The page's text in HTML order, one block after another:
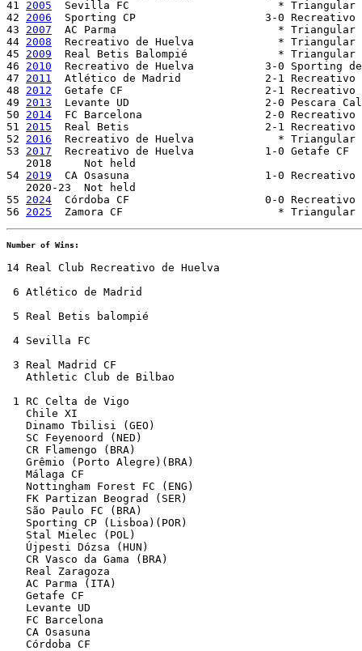
41 2005
  Sevilla FC                	  * Triangular trophy
42 2006
  Sporting CP       		3-0 Recreativo de Huelva
43 2007
  AC Parma            	 	  * Triangular trophy
44 2008
  Recreativo de Huelva		  * Triangular trophy
45 2009
  Real Betis Balompié  		  * Triangular trophy
46 2010
  Recreativo de Huelva		3-0 Sporting de Gijón
47 2011
Atlético de Madrid             2-1 Recreativo
48 2012
  Getafe CF			2-1 Recreativo de Huelva
49 2013
  Levante UD			2-0 Pescara Calcio
50 2014
  FC Barcelona			2-0 Recreativo de Huelva
51 2015
  Real Betis			2-1 Recreativo de Huelva
52 2016
  Recreativo de Huelva		  * Triangular Trophy
53 2017
  Recreativo de Huelva		1-0 Getafe CF
   2018     Not held
54 2019
  CA Osasuna			1-0 Recreativo de Huelva
   2020-23  Not held
55 2024
  Córdoba CF			0-0 Recreativo de Huelva   [Córdoba CF 4-3 on pen.]
56 2025
Zamora CF			  *
Number of Wins:
14 Real Club Recreativo de Huelva
6 Atlético de Madrid
5 Real Betis balompié
4 Sevilla FC
3 Real Madrid CF
   Athletic Club de Bilbao
1 RC Celta de Vigo
   Chile XI
   Dinamo Tbilisi (GEO)
   SC Feyenoord (NED)
   CR Flamengo (BRA)
   Grêmio (Porto Alegre)(BRA)
   Málaga CF
   Nottingham Forest FC (ENG)
   FK Partizan Beograd (SER)
   São Paulo FC (BRA)
   Sporting CP (Lisboa)(POR)
   Stal Mielec (POL)
   Újpesti Dózsa (HUN)
   CR Vasco da Gama (BRA)
   Real Zaragoza
   AC Parma (ITA)
   Getafe CF
   Levante UD
   FC Barcelona
   CA Osasuna
   Córdoba CF